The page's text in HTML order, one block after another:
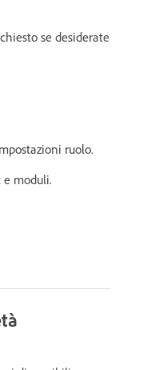
se desiderate
ruolo.
e moduli.